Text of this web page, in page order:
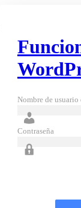
Nombre de
Contraseña